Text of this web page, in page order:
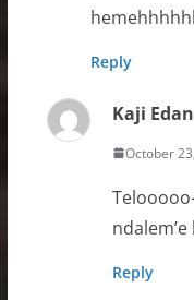
Reply
Kaji Edan
October
Reply